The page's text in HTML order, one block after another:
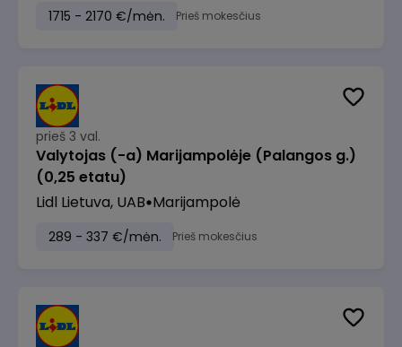
1715 - 2170 €/mėn. Prieš mokesčius
prieš 3 val.
Valytojas (-a) Marijampolėje (Palangos g.)
(0,25 etatu)
Lidl Lietuva, UAB Marijampolė
289 - 337 €/mėn. Prieš mokesčius